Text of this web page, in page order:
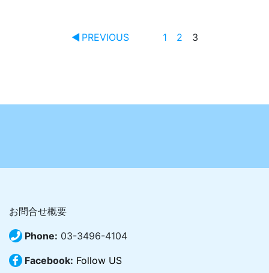
PREVIOUS 1 2 3
お問合せ概要
Phone: 03-3496-4104
Facebook: Follow US